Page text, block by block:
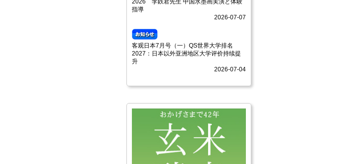
2026 李鉄君先生 中国水墨画実演と体験
指導
2026-07-07
客观日本7月号（一）QS世界大学排名
2027：日本以外亚洲地区大学评价持续提
升
2026-07-04